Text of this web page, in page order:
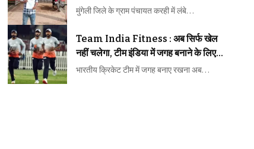
समस्याओं के समाधान की मांग तेज
मुंगेली जिले के ग्राम पंचायत करही में लंबे…
Team India Fitness : अब सिर्फ खेल
नहीं चलेगा, टीम इंडिया में जगह बनाने के लिए
फिटनेस की होगी कड़ी परीक्षा
भारतीय क्रिकेट टीम में जगह बनाए रखना अब…